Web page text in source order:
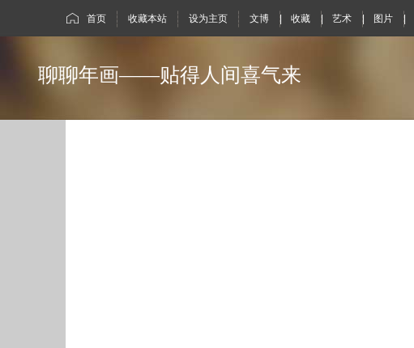
首页 收藏本站 设为主页 文博 | 收藏 | 艺术 | 图片 |
聊聊年画——贴得人间喜气来